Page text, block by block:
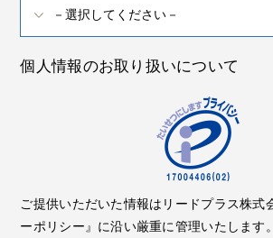
個人情報のお取り扱いについて
ご提供いただいた情報はリードプラス株式
ーポリシー』に沿い厳重に管理いたします。